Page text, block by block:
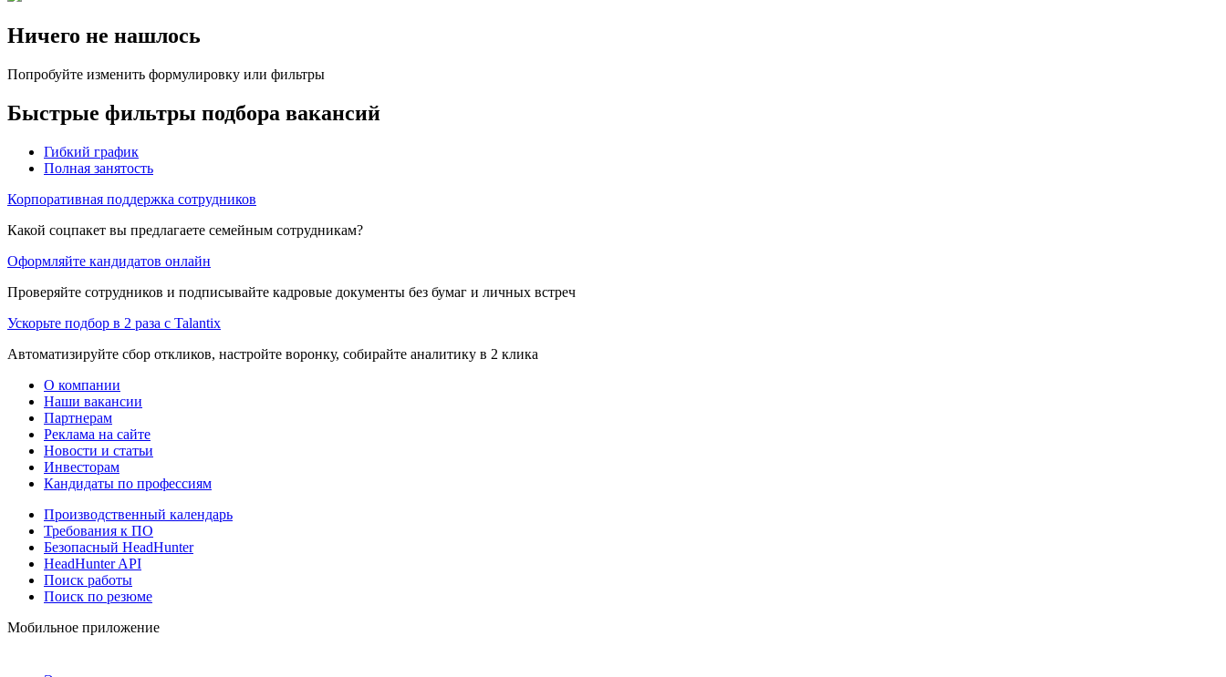
Ничего не нашлось
Попробуйте изменить формулировку или фильтры
Быстрые фильтры подбора вакансий
Гибкий график
Полная занятость
Корпоративная поддержка сотрудников
Какой соцпакет вы предлагаете семейным сотрудникам?
Оформляйте кандидатов онлайн
Проверяйте сотрудников и подписывайте кадровые документы без бумаг и личных встреч
Ускорьте подбор в 2 раза с Talantix
Автоматизируйте сбор откликов, настройте воронку, собирайте аналитику в 2 клика
О компании
Наши вакансии
Партнерам
Реклама на сайте
Новости и статьи
Инвесторам
Кандидаты по профессиям
Производственный календарь
Требования к ПО
Безопасный HeadHunter
HeadHunter API
Поиск работы
Поиск по резюме
Мобильное приложение